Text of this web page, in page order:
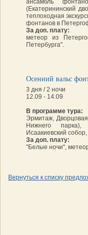
(Екатерининский
теплоходная
фонтанов в
За доп. плату:
метеор из
Петербурга".
Осенний вальс
3 дня / 2 ночи
12.09 - 14.09
В программе тура:
Эрмитаж,
Нижнего
Исаакиевский
За доп. плату:
"Белые ночи",
Вернуться к списку